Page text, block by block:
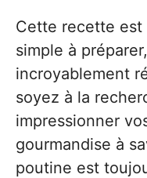
Cette recette est
simple à
incroyablement
soyez à la
impressionner
gourmandise à
poutine est